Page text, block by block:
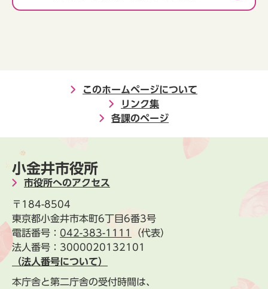
このホームページについて
リンク集
各課のページ
小金井市役所
市役所へのアクセス
〒184-8504
東京都小金井市本町6丁目6番3号
電話番号： 042-383-1111
（代表）
法人番号：3000020132101
（法人番号について）
本庁舎と第二庁舎の受付時間は、